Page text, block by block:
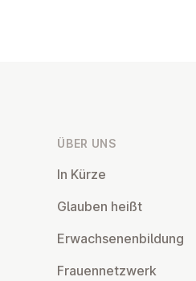
ÜBER UNS
In Kürze
Glauben heißt
Er­wach­se­nen­bil­dung
Frau­en­netz­werk